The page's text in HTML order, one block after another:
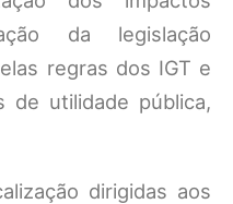
da legislação
regras dos IGT e
de utilidade pública,
dirigidas aos